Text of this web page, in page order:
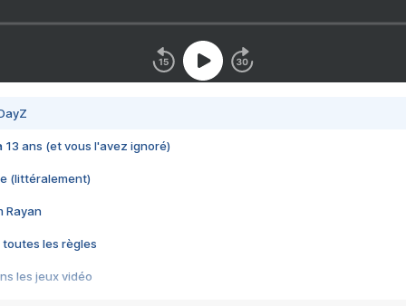
13 ans (et vous l'avez ignoré)
(littéralement)
Rayan
toutes les règles
les jeux vidéo